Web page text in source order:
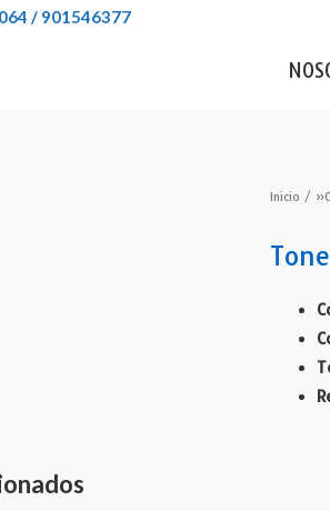
/ 901546377
Inicio /